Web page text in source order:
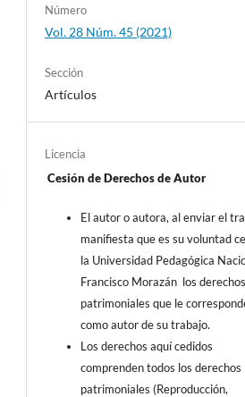
Número
Vol. 28 Núm. 45 (2021)
Sección
Artículos
Licencia
Cesión de Derechos de Autor
El autor o autora, al enviar el
manifiesta que es su voluntad
la Universidad Pedagógica
Francisco Morazán los derechos
patrimoniales que le
como autor de su trabajo.
Los derechos aquí cedidos
comprenden todos los derechos
patrimoniales (Reproducción,